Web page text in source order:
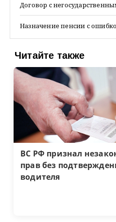
Договор с
Назначение пенсии с
Читайте также
ВС РФ признал
прав без
водителя